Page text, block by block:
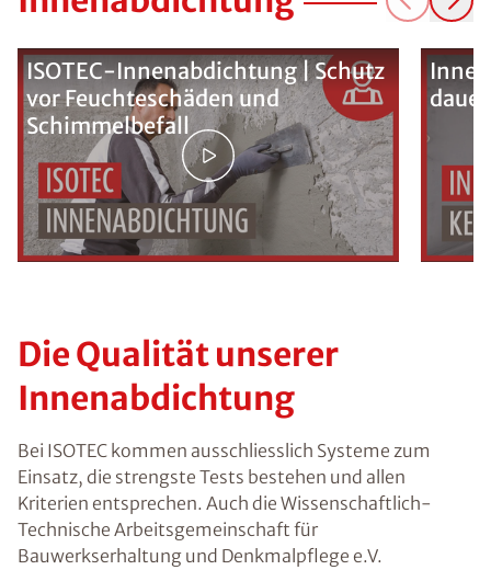
ISOTEC-Innenabdichtung | Schutz
vor Feuchteschäden und
Schimmelbefall
Die Qualität unserer
Innenabdichtung
Bei ISOTEC kommen ausschliesslich Systeme zum
Einsatz, die strengste Tests bestehen und allen
Kriterien entsprechen. Auch die Wissenschaftlich-
Technische Arbeitsgemeinschaft für
Bauwerkserhaltung und Denkmalpflege e.V.